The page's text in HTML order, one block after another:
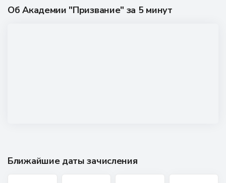
Об Академии "Призвание" за 5 минут
Ближайшие даты зачисления